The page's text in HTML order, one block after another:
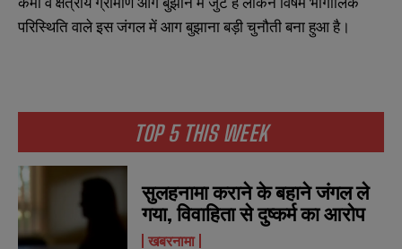
TOP 5 THIS WEEK
सुलहनामा कराने के बहाने जंगल ले
गया, विवाहिता से दुष्कर्म का आरोप
खबरनामा
परिस्थितिवालेइसजंगलमेंआगबुझानाबड़ीचुनौतीबनाहुआहै।